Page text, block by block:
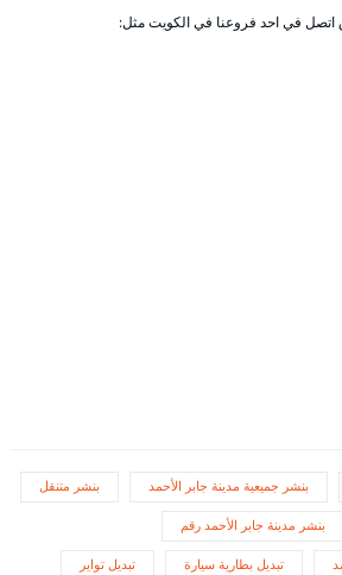
في احد فروعنا في الكويت مثل:
بنشر جميعية مدينة جابر الأحمد بنشر متنقل
بنشر مدينة جابر الأحمد رقم
تبديل بطارية سيارة تبديل تواير